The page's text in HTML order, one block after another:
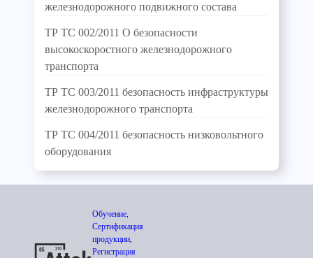
железнодорожного подвижного состава
ТР ТС 002/2011 О безопасности
высокоскоростного железнодорожного
транспорта
ТР ТС 003/2011 безопасность инфраструктуры
железнодорожного транспорта
ТР ТС 004/2011 безопасность низковольтного
оборудования
Обучение,
Сертификация
продукции,
Регистрация